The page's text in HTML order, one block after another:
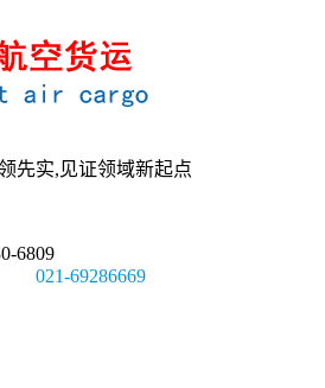
先实,见证领域新起点
6809
021-69286669